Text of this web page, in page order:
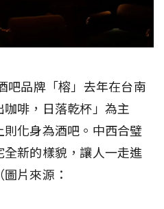
吧品牌「榕」去年在台南
啡，日落乾杯」為主
化身為酒吧。中西合璧
新的樣貌，讓人一走進
片來源：